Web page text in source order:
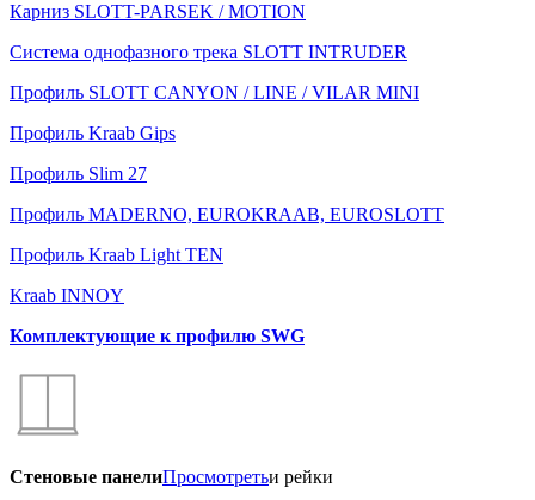
Карниз SLOTT-PARSEK / MOTION
Система однофазного трека SLOTT INTRUDER
Профиль SLOTT CANYON / LINE / VILAR MINI
Профиль Kraab Gips
Профиль Slim 27
Профиль MADERNO, EUROKRAAB, EUROSLOTT
Профиль Kraab Light TEN
Kraab INNOY
Комплектующие к профилю SWG
Стеновые панелиПросмотретьи рейки